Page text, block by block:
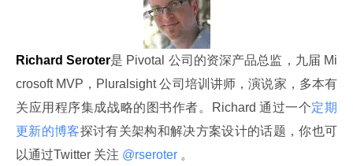
Richard Seroter是 Pivotal 公司的资深产品总监，九届 Mi
crosoft MVP，Pluralsight 公司培训讲师，演说家，多本有
关应用程序集成战略的图书作者。Richard 通过一个定期
更新的博客探讨有关架构和解决方案设计的话题，你也可
以通过Twitter 关注 @rseroter 。